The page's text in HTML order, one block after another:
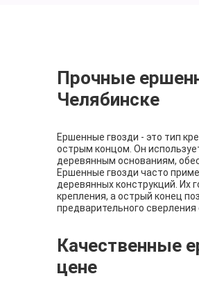
Прочные
Челябинске
Ершенные гвозди - это тип
острым концом. Он
деревянным основаниям,
Ершенные гвозди часто
деревянных конструкций. Их
крепления, а острый конец
предварительного сверления
Качественные
цене